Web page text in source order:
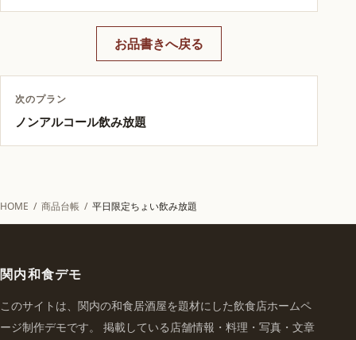
お品書きへ戻る
次のプラン
ノンアルコール飲み放題
HOME / 商品台帳 / 平日限定ちょい飲み放題
関内和食デモ
このサイトは、関内の和食居酒屋を題材にした飲食店ホームペ
ージ制作デモです。 掲載している店舗情報・料理・写真・文章